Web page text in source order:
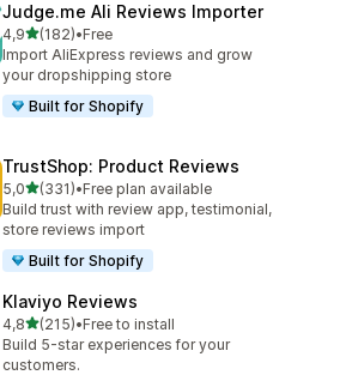
Judge.me Ali Reviews Importer
4,9na 5 gwiazdek
(182)
Łączna liczba recenzji: 182
•Free
Import AliExpress reviews and grow
your dropshipping store
Built for Shopify
TrustShop: Product Reviews
5,0na 5 gwiazdek
(331)
Łączna liczba recenzji: 331
•Free plan available
Build trust with review app, testimonial,
store reviews import
Built for Shopify
Klaviyo Reviews
4,8na 5 gwiazdek
(215)
Łączna liczba recenzji: 215
•Free to install
Build 5-star experiences for your
customers.